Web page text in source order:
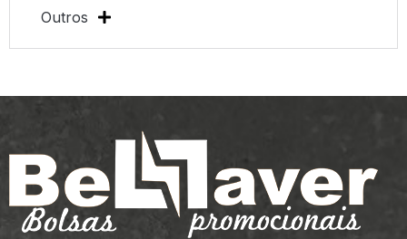
Outros